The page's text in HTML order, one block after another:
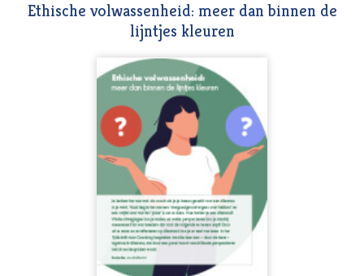
Ethische volwassenheid: meer dan binnen de
lijntjes kleuren